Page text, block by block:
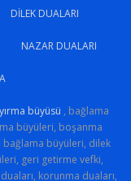
DILEK DUALARI
NAZAR DUALARI
büyüsü , bağlama
büyüleri, boşanma
bağlama büyüleri, dilek
geri getirme vefki,
korunma duaları,